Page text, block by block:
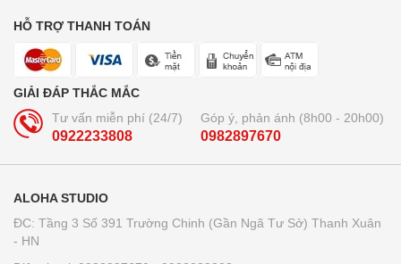
HỖ TRỢ THANH TOÁN
GIẢI ĐÁP THẮC MẮC
Tư vấn miễn phí (24/7)
0922233808
Góp ý, phản ánh (8h00 - 20h00)
0982897670
ALOHA STUDIO
ĐC: Tầng 3 Số 391 Trường Chinh (Gần Ngã Tư Sở) Thanh Xuân
- HN